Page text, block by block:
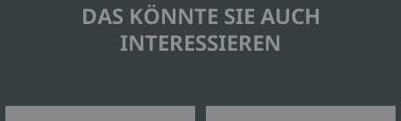
DAS KÖNNTE SIE AUCH
INTERESSIEREN